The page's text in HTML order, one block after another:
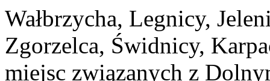
Wałbrzycha, Legnicy,
Zgorzelca, Świdnicy,
miejsc związanych z